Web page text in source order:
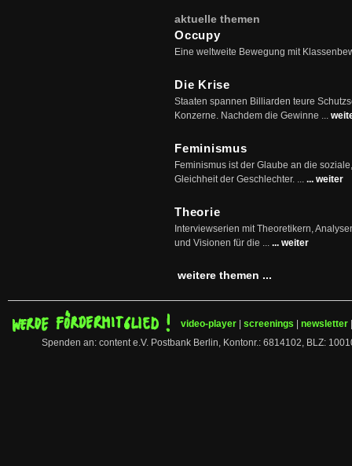
aktuelle themen
Occupy
Eine weltweite Bewegung mit
Die Krise
Staaten spannen Billiarden teure
Konzerne. Nachdem die Gewinne ...
Feminismus
Feminismus ist der Glaube an die
Gleichheit der Geschlechter. ... ... weiter
Theorie
Interviewserien mit Theoretikern,
und Visionen für die ... ... weiter
weitere themen ...
video-player screenings newsletter
Spenden an: content e.V. Postbank Berlin, Kontonr.: 6814102, BLZ: